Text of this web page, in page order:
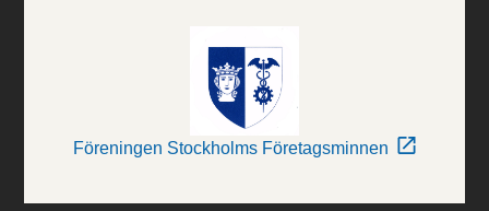
Föreningen Stockholms Företagsminnen